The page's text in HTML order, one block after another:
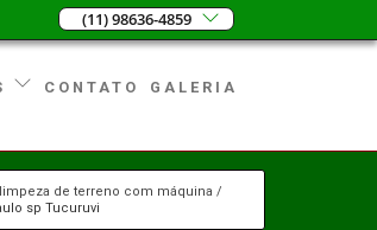
(11) 98636-4859
CONTATO GALERIA
limpeza de terreno com máquina
sp Tucuruvi